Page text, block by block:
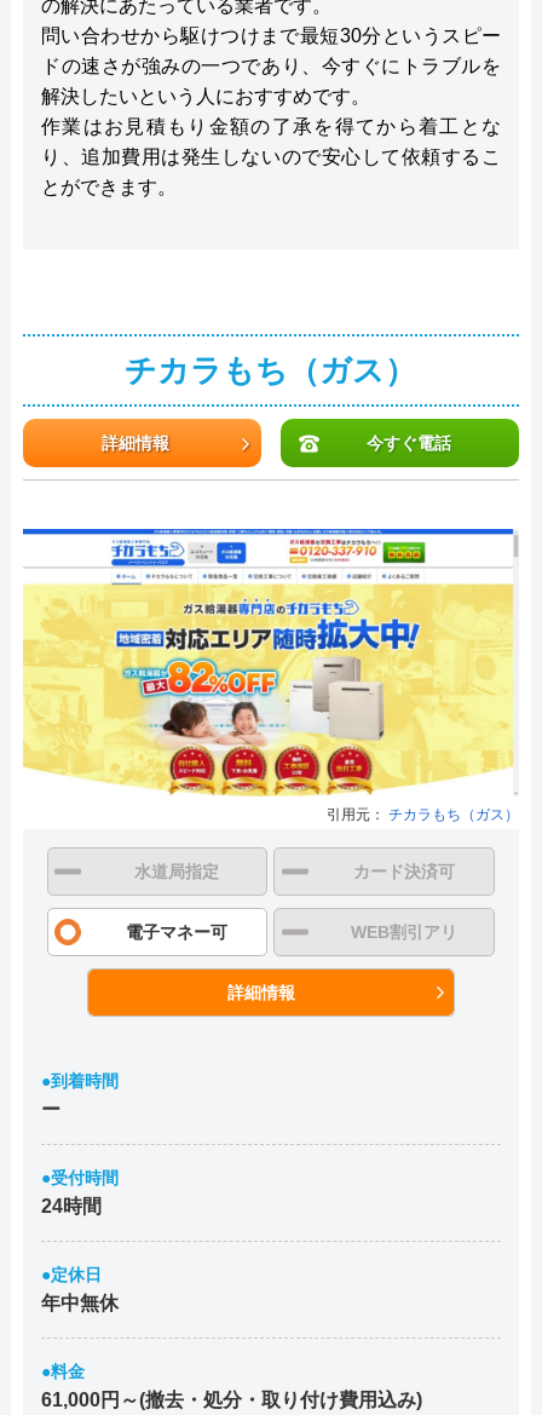
の解決にあたっている業者です。
問い合わせから駆けつけまで最短30分というスピー
ドの速さが強みの一つであり、今すぐにトラブルを
解決したいという人におすすめです。
作業はお見積もり金額の了承を得てから着工とな
り、追加費用は発生しないので安心して依頼するこ
とができます。
チカラもち（ガス）
詳細情報 今すぐ電話
引用元： チカラもち（ガス）
水道局指定 カード決済可
電子マネー可 WEB割引アリ
詳細情報
●到着時間
ー
●受付時間
24時間
●定休日
年中無休
●料金
61,000円～(撤去・処分・取り付け費用込み)